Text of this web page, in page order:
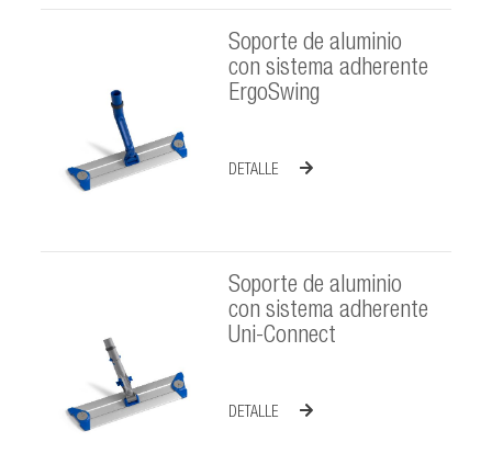
Soporte de aluminio
con sistema adherente
ErgoSwing
DETALLE
Soporte de aluminio
con sistema adherente
Uni-Connect
DETALLE